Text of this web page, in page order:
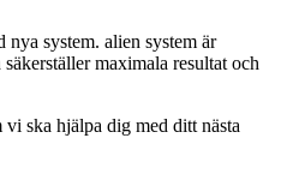
nya system. alien system är
maximala resultat och
ska hjälpa dig med ditt nästa